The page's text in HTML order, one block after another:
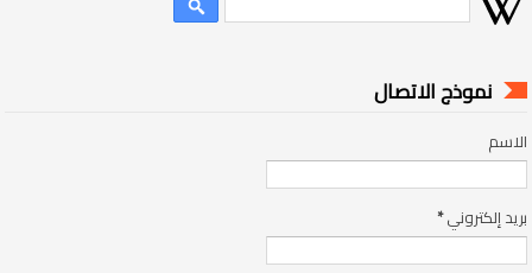
نموذج الاتصال
الاسم
بريد إلكتروني*